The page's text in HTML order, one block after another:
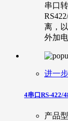
串口
离，
外加电
进一
4串口RS-422/
产品